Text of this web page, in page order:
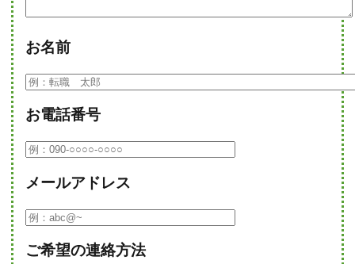
お名前
お電話番号
メールアドレス
ご希望の連絡方法